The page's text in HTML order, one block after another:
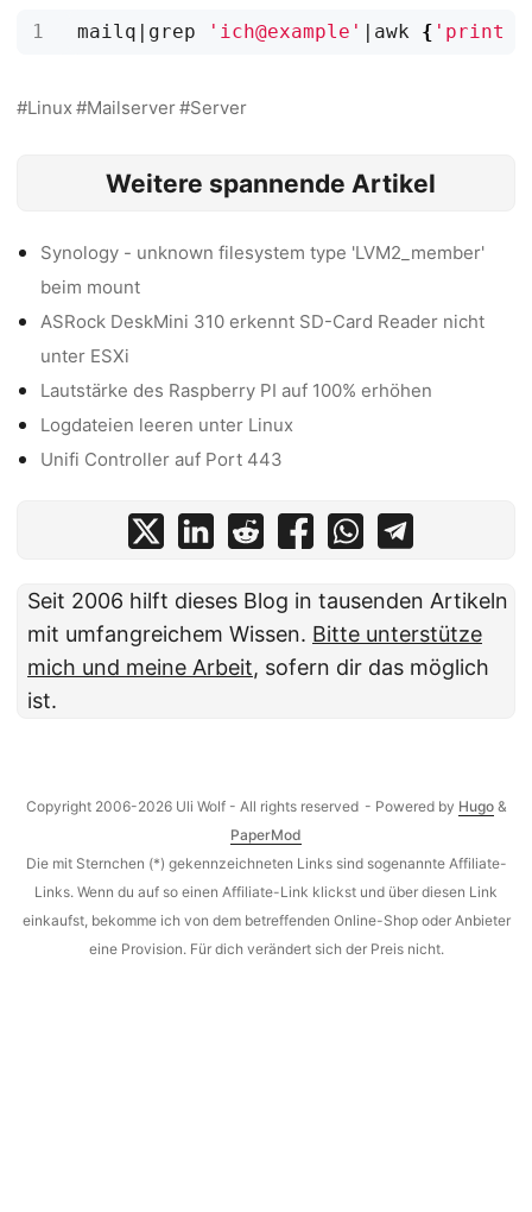
mailq | grep 'ich@example' | awk { 'print
Linux Mailserver Server
Weitere spannende Artikel
Synology - unknown filesystem type 'LVM2_member'
beim mount
ASRock DeskMini 310 erkennt SD-Card Reader nicht
unter ESXi
Lautstärke des Raspberry PI auf 100% erhöhen
Logdateien leeren unter Linux
Unifi Controller auf Port 443
Seit 2006 hilft dieses Blog in tausenden Artikeln
mit umfangreichem Wissen. Bitte unterstütze
mich und meine Arbeit, sofern dir das möglich
ist.
Copyright 2006-2026 Uli Wolf - All rights reserved - Powered by Hugo &
PaperMod
Die mit Sternchen (*) gekennzeichneten Links sind sogenannte Affiliate-
Links. Wenn du auf so einen Affiliate-Link klickst und über diesen Link
einkaufst, bekomme ich von dem betreffenden Online-Shop oder Anbieter
eine Provision. Für dich verändert sich der Preis nicht.